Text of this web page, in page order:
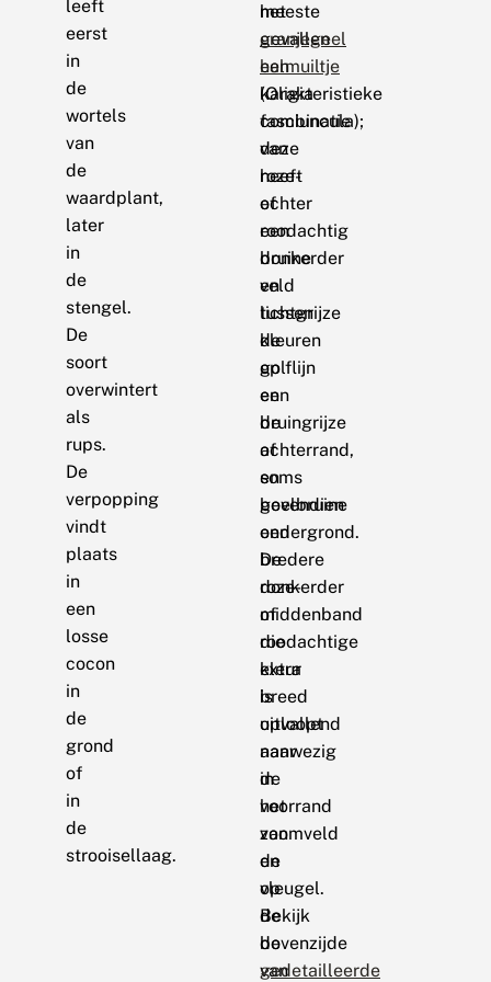
leeft
eerst
in
de
wortels
van
de
waardplant,
later
in
de
stengel.
De
soort
overwintert
als
rups.
De
verpopping
vindt
plaats
in
een
losse
cocon
in
de
grond
of
in
de
strooisellaag.
meeste
gevallen
een
karakteristieke
combinatie
van
roze-
of
roodachtig
bruine
en
lichtgrijze
kleuren
op
een
bruingrijze
of
soms
geelbruine
ondergrond.
De
roze-
of
roodachtige
kleur
is
opvallend
aanwezig
in
het
zoomveld
en
op
de
bovenzijde
van
het
oranjegeel
halmuiltje
(Oligia
fasciuncula);
deze
heeft
echter
een
donkerder
veld
tussen
de
golflijn
en
de
achterrand,
en
bovendien
een
bredere
donkerder
middenband
die
extra
breed
uitloopt
naar
de
voorrand
van
de
vleugel.
Bekijk
de
gedetailleerde